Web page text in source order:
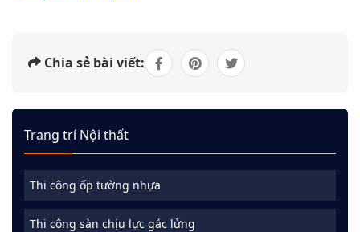
Chia sẻ bài viết:
Trang trí Nội thất
Thi công ốp tường nhựa
Thi công sàn chịu lực gác lửng